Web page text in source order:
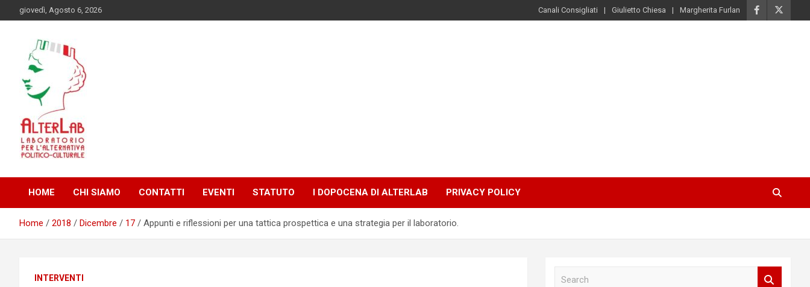
to
giovedì, Agosto 6, 2026 Canali Consigliati Giulietto Chiesa Margherita Furlan
AlterLab
HOME CHI SIAMO CONTATTI EVENTI STATUTO I DOPOCENA DI ALTERLAB PRIVACY POLICY
Home 2018 Dicembre 17 Appunti e riflessioni per una tattica prospettica e una strategia per il laboratorio.
INTERVENTI